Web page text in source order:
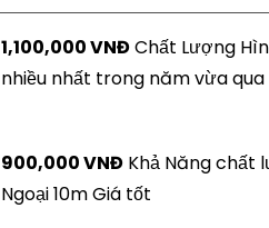
1,100,000 VNĐChất Lượng
nhiều nhất trong năm vừa qua
900,000 VNĐ Khả Năng chất
Ngoại 10m Giá tốt